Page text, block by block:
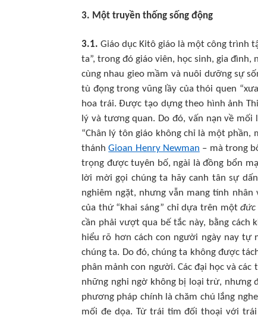
3. Một truyền thống sống động
3.1. Giáo dục Kitô giáo là một công trình
ta”, trong đó giáo viên, học sinh, gia đình,
cùng nhau gieo mầm và nuôi dưỡng sự
tù đọng trong vũng lầy của thói quen
hoa trái. Được tạo dựng theo hình ảnh
lý và tương quan. Do đó, vấn nạn về
“Chân lý tôn giáo không chỉ là một phần,
thánhGioan Henry Newman – mà trong
trọng được tuyên bố, ngài là đồng bổn
lời mời gọi chúng ta hãy canh tân sự
nghiêm ngặt, nhưng vẫn mang tính nhân
của thứ “khai sáng” chỉ dựa trên mộtđức
cần phải vượt qua bế tắc này, bằng
hiểu rõ hơn cách con người ngày nay tự
chúng ta. Do đó, chúng ta không được
phân mảnh con người. Các đại học và
những nghi ngờ không bị loại trừ, nhưng
phương pháp chính là chăm chú lắng
mối đe dọa. Từ trái tim đối thoại với